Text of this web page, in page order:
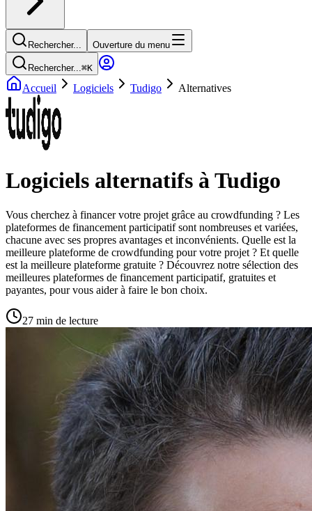
Rechercher... Ouverture du menu
Rechercher...⌘K
Accueil Logiciels Tudigo Alternatives
Logiciels alternatifs à Tudigo
Vous cherchez à financer votre projet grâce au crowdfunding ? Les
plateformes de financement participatif sont nombreuses et variées,
chacune avec ses propres avantages et inconvénients. Quelle est la
meilleure plateforme de crowdfunding pour votre projet ? Et quelle
est la meilleure plateforme gratuite ? Découvrez notre sélection des
meilleures plateformes de financement participatif, gratuites et
payantes, pour vous aider à faire le bon choix.
27 min de lecture